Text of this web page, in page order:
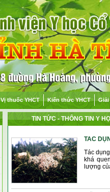
Vị thuốc YHCT Kiến thức YHCT
TIN TỨC- THÔNG TIN Y
TAC
Tác
khá
lượng